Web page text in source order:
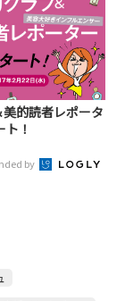
的読者レポータ
！
by